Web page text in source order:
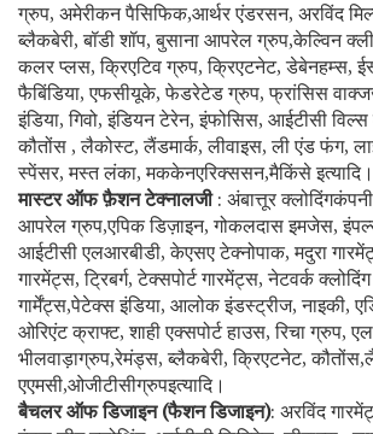
ग्रुप, अमेरीकन पैसिफिक,आर्थर एंडरसन, अरविंद
ब्लैकबेरी, बॉडी शॉप, बुसाना आपरेल ग्रुप,केल्विन
कलर प्लस, क्रिएटिव ग्रुप, क्रिएटनेट, डेबेनहम्स,
फैबिंडिया, एफसीयूके, फेडरेटेड ग्रुप, फ्रांसिस
इंडिया, गिवो, इंडियन टेरेन, इंफोसिस, आईटीसी
कौतोंस , लैकोस्ट, लैंडमार्क, लीवाइस, ली एंड फंग,
स्पेंसर, मस्त लंका, मककेनएरिक्ससन,मैकिंसे इत्यादि।
मास्टर ऑफ फ़ैशन टेक्नालजी : अंबात्तूर
आपरेल ग्रुप,एपिक डिज़ाइन, गोकलदास इमजेस,
आईटीसी एलआरबीडी, केएसए टेक्नोपाक, मदुरा
गारमेंट्स, ट्रिबर्ग, टेक्सपोर्ट गारमेंट्स, नेटवर्क
गार्मेंट्स,पेटेक्स इंडिया, आलोक इंडस्ट्रीज, नाइकी,
ओरिएंट क्राफ्ट, शाही एक्सपोर्ट हाउस, रिचा ग्रुप,
भीलवाड़ाग्रुप,रेमंड्स, ब्लैकबेरी, क्रिएटनेट,
एएमसी,ओजीटीसीग्रुपइत्यादि।
बैचलर ऑफ डिजाइन (फैशन डिजाइन): अरविंद